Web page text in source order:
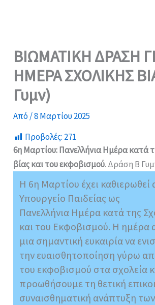
ΒΙΩΜΑΤΙΚΗ ΔΡΑΣΗ
ΗΜΕΡΑ ΣΧΟΛΙΚΗΣ
Γυμν)
Από/8 Μαρτίου 2025
Προβολές: 271
6η Μαρτίου: Πανελλήνια Ημέρα κατά
βίας και του εκφοβισμού. Δράση Β
Η 6η Μαρτίου έχει καθιερωθεί
Υπουργείο Παιδείας ως
Πανελλήνια Ημέρα κατά της
και του Εκφοβισμού. Η ημέρα
μια σημαντική ευκαιρία να
την ευαισθητοποίηση γύρω
του εκφοβισμού στα σχολεία
προωθήσουμε τη θετική
συναισθηματική ανάπτυξη